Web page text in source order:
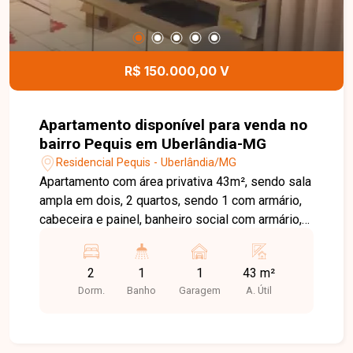
Entre em contato e agende sua visita!
R$ 150.000,00 V
Apartamento disponível para venda no
bairro Pequis em Uberlândia-MG
Residencial Pequis - Uberlândia/MG
Apartamento com área privativa 43m², sendo sala
ampla em dois, 2 quartos, sendo 1 com armário,
cabeceira e painel, banheiro social com armário,
e 1 vaga de garagem. Agende agora mesmo uma
visita e venha conhecer pessoalmente todos os
detalhes deste incrível imóvel. Estamos à
2
Dorm.
1
Banho
1
Garagem
43 m²
A. Útil